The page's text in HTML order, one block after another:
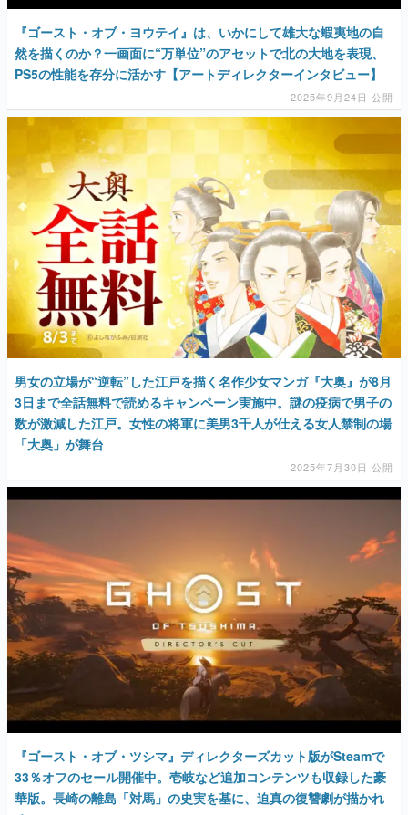
『ゴースト・オブ・ヨウテイ』は、いかにして雄大な蝦夷地の自
然を描くのか？一画面に“万単位”のアセットで北の大地を表現、
PS5の性能を存分に活かす【アートディレクターインタビュー】
2025年9月24日 公開
男女の立場が“逆転”した江戸を描く名作少女マンガ『大奥』が8月
3日まで全話無料で読めるキャンペーン実施中。謎の疫病で男子の
数が激減した江戸。女性の将軍に美男3千人が仕える女人禁制の場
「大奥」が舞台
2025年7月30日 公開
『ゴースト・オブ・ツシマ』ディレクターズカット版がSteamで
33％オフのセール開催中。壱岐など追加コンテンツも収録した豪
華版。長崎の離島「対馬」の史実を基に、迫真の復讐劇が描かれ